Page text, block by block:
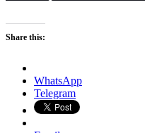
Share this:
WhatsApp
Telegram